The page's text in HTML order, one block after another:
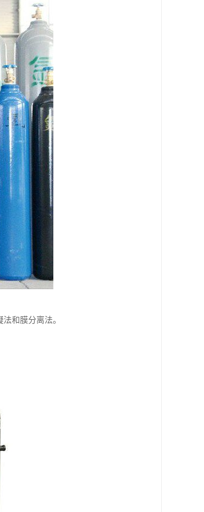
和膜分离法。